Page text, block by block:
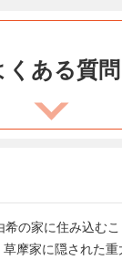
くある質問
の家に住み込む
摩家に隠された重